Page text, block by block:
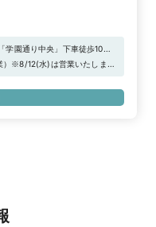
園通り中央」下車徒歩10分■
）※8/12(水)は営業いたします
“土日祝日 12時まで”のご来
分」！詳しくは特典一覧を